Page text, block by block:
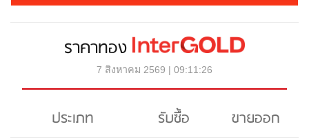
ราคาทอง
7 สิงหาคม 2569 | 09:11:26
ประเภท รับซื้อ
ขายออก